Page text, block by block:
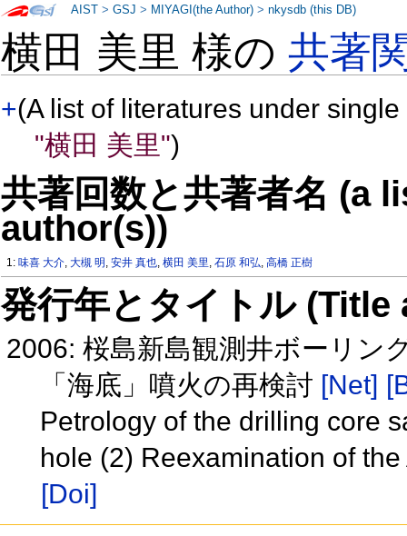
横田 美里 様の共著
+(A list of literatures under
"横田 美里")
共著回数と共著者名 (a
author(s))
1:味喜 大介,大槻 明 ,安井 真也,横田 美里,石原 和弘,高橋 正樹
発行年とタイトル
2006: 桜島新島観測井ボーリン
「海底」噴火の再検討 [Net]
Petrology of the drilling core
hole (2) Reexamination of
[Doi]
AIST >GSJ > MIYAGI(the Author) >nkysdb (this DB)